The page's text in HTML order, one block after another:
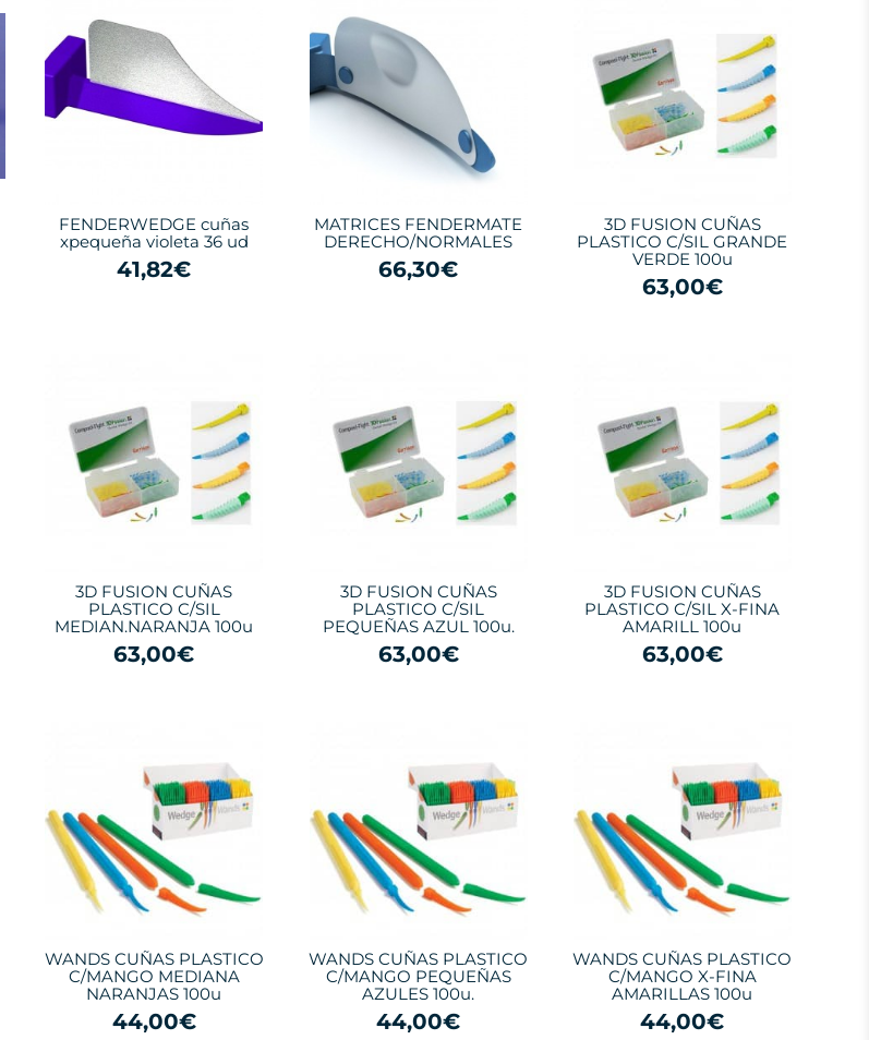
FENDERWEDGE cuñas
xpequeña violeta 36 ud
41,82€
MATRICES FENDERMATE
DERECHO/NORMALES
66,30€
3D FUSION CUÑAS
PLASTICO C/SIL GRANDE
VERDE 100u
63,00€
3D FUSION CUÑAS
PLASTICO C/SIL
MEDIAN.NARANJA 100u
63,00€
3D FUSION CUÑAS
PLASTICO C/SIL
PEQUEÑAS AZUL 100u.
63,00€
3D FUSION CUÑAS
PLASTICO C/SIL X-FINA
AMARILL 100u
63,00€
WANDS CUÑAS PLASTICO
C/MANGO MEDIANA
NARANJAS 100u
44,00€
WANDS CUÑAS PLASTICO
C/MANGO PEQUEÑAS
AZULES 100u.
44,00€
WANDS CUÑAS PLASTICO
C/MANGO X-FINA
AMARILLAS 100u
44,00€